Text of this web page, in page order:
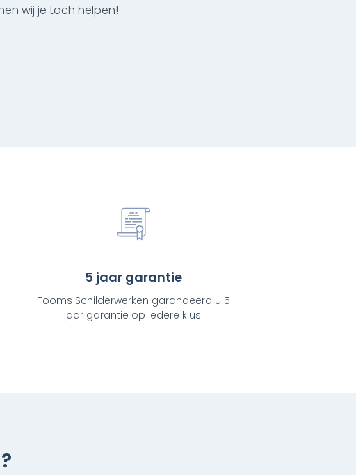
wij je toch helpen!
5 jaar garantie
Tooms Schilderwerken garandeerd u 5
jaar garantie op iedere klus.